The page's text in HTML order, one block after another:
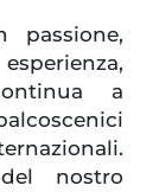
passione,
a
nostro